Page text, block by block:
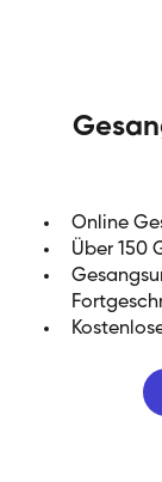
Online
Über 150